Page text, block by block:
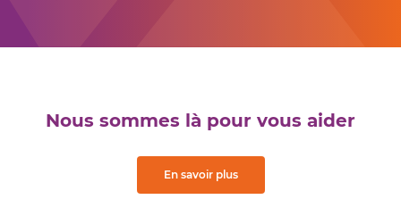
Nous sommes là pour vous aider
En savoir plus